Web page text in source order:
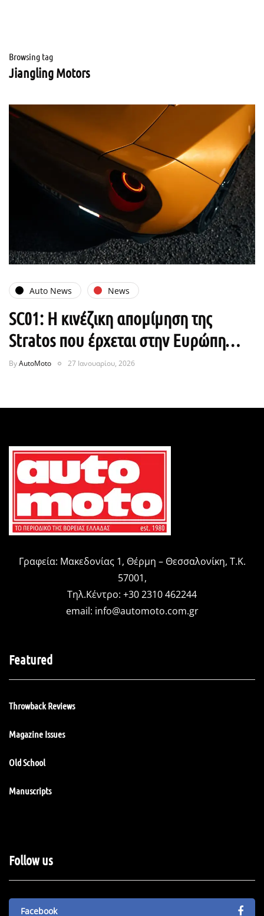
Browsing tag
Jiangling Motors
Auto News News
SC01: Η κινέζικη απομίμηση της
Stratos που έρχεται στην Ευρώπη…
ByAutoMoto 27 Ιανουαρίου, 2026
Γραφεία: Μακεδονίας 1, Θέρμη – Θεσσαλονίκη, Τ.Κ.
57001,
Τηλ.Κέντρο: +30 2310 462244
email: info@automoto.com.gr
Featured
Throwback Reviews
Magazine Issues
Old School
Manuscripts
Follow us
Facebook